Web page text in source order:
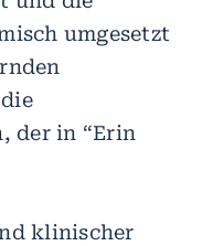
umgesetzt
der in “Erin
klinischer